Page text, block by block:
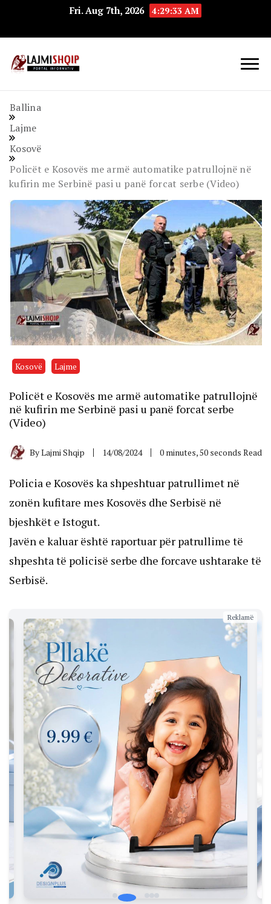
Fri. Aug 7th, 2026 4:29:33 AM
Ballina
Lajme
Kosovë
Policët e Kosovës me armë automatike patrullojnë në
kufirin me Serbinë pasi u panë forcat serbe (Video)
Kosovë Lajme
Policët e Kosovës me armë automatike patrullojnë
në kufirin me Serbinë pasi u panë forcat serbe
(Video)
ByLajmi Shqip 14/08/2024 0 minutes, 50 seconds Read
Policia e Kosovës ka shpeshtuar patrullimet në
zonën kufitare mes Kosovës dhe Serbisë në
bjeshkët e Istogut.
Javën e kaluar është raportuar për patrullime të
shpeshta të policisë serbe dhe forcave ushtarake të
Serbisë.
Reklamë